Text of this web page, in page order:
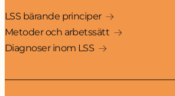
LSS bärande principer
Metoder och arbetssätt
Diagnoser inom LSS